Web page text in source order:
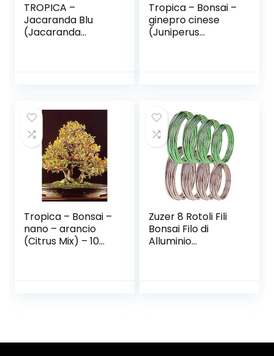
TROPICA –
Jacaranda Blu
(Jacaranda
Tropica – Bonsai –
ginepro cinese
(Juniperus
Tropica – Bonsai –
nano – arancio
(Citrus Mix) – 10
Zuzer 8 Rotoli Fili
Bonsai Filo di
Alluminio